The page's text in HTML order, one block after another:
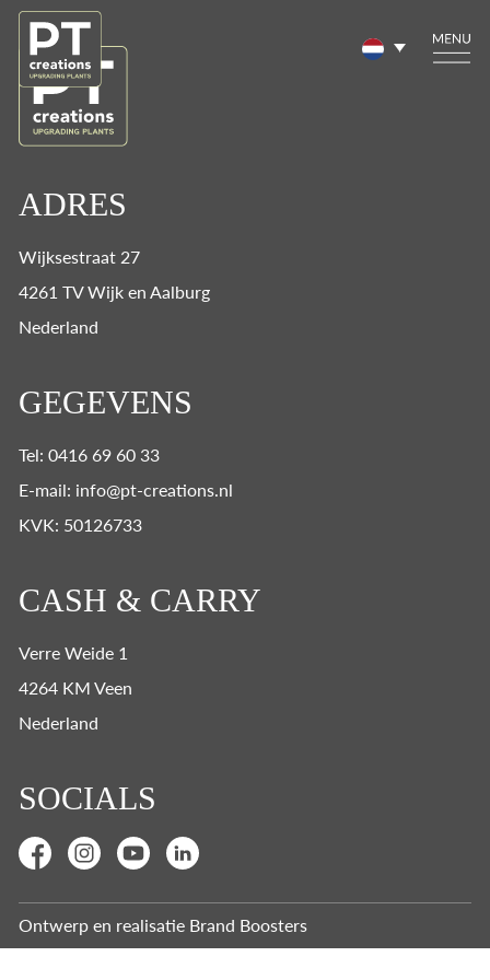
ADRES
Wijksestraat 27
4261 TV Wijk en Aalburg
Nederland
GEGEVENS
Tel: 0416 69 60 33
E-mail: info@pt-creations.nl
KVK: 50126733
CASH & CARRY
Verre Weide 1
4264 KM Veen
Nederland
SOCIALS
Ontwerp en realisatie Brand Boosters